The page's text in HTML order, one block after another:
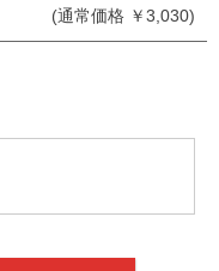
(通常価格 ￥3,030)